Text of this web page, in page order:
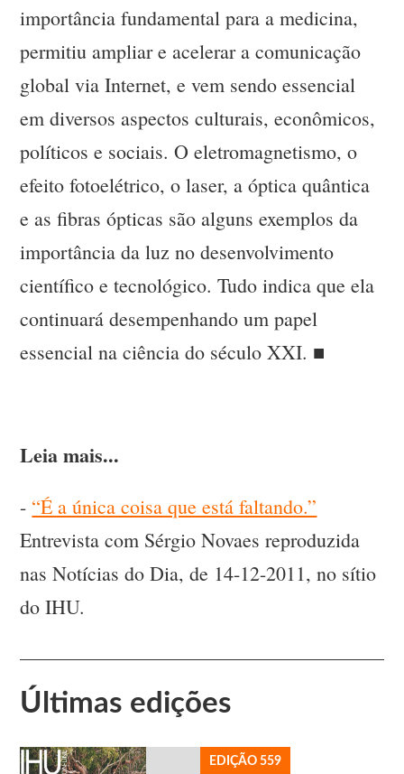
importância fundamental para a medicina,
permitiu ampliar e acelerar a comunicação
global via Internet, e vem sendo essencial
em diversos aspectos culturais, econômicos,
políticos e sociais. O eletromagnetismo, o
efeito fotoelétrico, o laser, a óptica quântica
e as fibras ópticas são alguns exemplos da
importância da luz no desenvolvimento
científico e tecnológico. Tudo indica que ela
continuará desempenhando um papel
essencial na ciência do século XXI. ■
Leia mais...
- “É a única coisa que está faltando.”
Entrevista com Sérgio Novaes reproduzida
nas Notícias do Dia, de 14-12-2011, no sítio
do IHU.
Últimas edições
EDIÇÃO 559